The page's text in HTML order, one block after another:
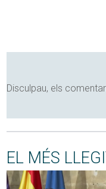
Disculpau, els
EL MÉS